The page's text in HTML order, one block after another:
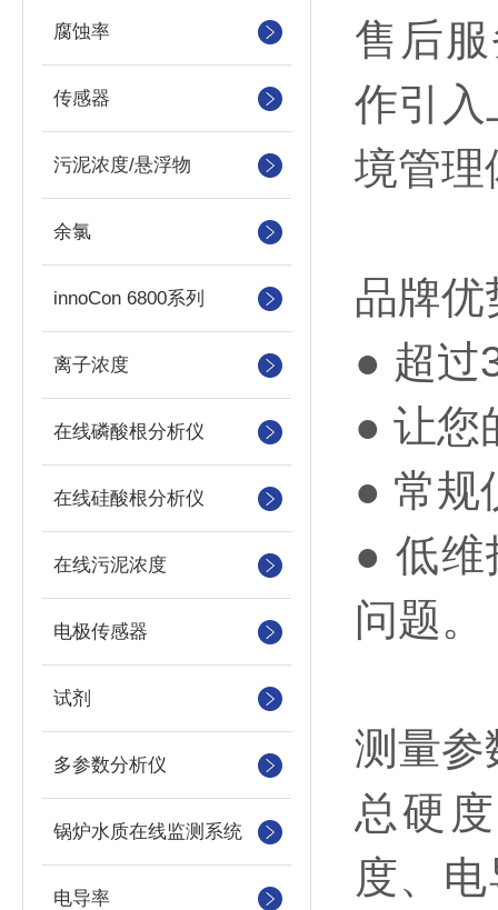
腐蚀率
传感器
污泥浓度/悬浮物
余氯
innoCon 6800系列
离子浓度
在线磷酸根分析仪
在线硅酸根分析仪
在线污泥浓度
电极传感器
试剂
多参数分析仪
锅炉水质在线监测系统
电导率
售后
作引入
境管理
品牌优
● 超过
● 让您
● 常规
● 低维
问题。
测量参
总硬
度、